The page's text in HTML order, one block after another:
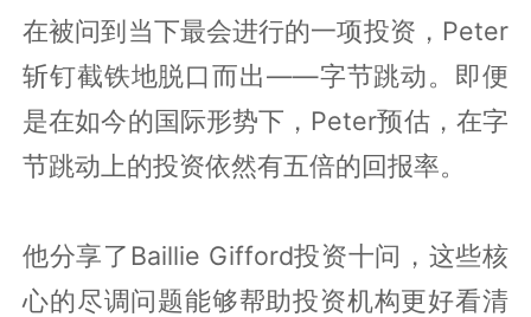
在被问到当下最会进行的一项投资， Peter
斩钉截铁地脱口而出——字节跳动。即便
是在如今的国际形势下，Peter预估，在字
节跳动上的投资依然有五倍的回报率。
他分享了 Baillie Gifford投资十问，这些核
心的尽调问题能够帮助投资机构更好看清